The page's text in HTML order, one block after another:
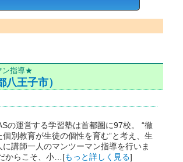
ン指導★
王子市）
の運営する学習塾は首都圏に97校。 “徹
個別教育が生徒の個性を育む”と考え、生
に講師一人のマンツーマン指導を行いま
からこそ、小…[もっと詳しく見る]